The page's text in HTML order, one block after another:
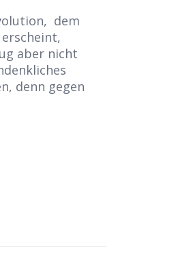
dem
aber nicht
denn gegen